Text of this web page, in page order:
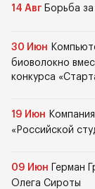
14 Авг Борьба
30 Июн
биоволокно
конкурса
19 Июн
«Российской
09 Июн
Герман
Олега Сироты